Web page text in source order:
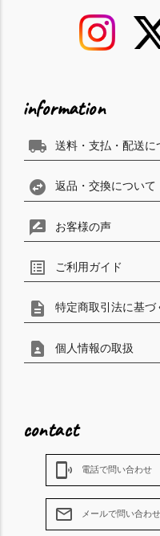
information
local_shipping 送料・支払・配送に
swap_horizontal_circle 返品・交換について
rate_review お客様の声
list_alt ご利用ガイド
description 特定商取引法に基づ
contact_page 個人情報の取扱
contact
phonelink_ring 電話で問い合わせ
mail_outline メールで問い合わせ